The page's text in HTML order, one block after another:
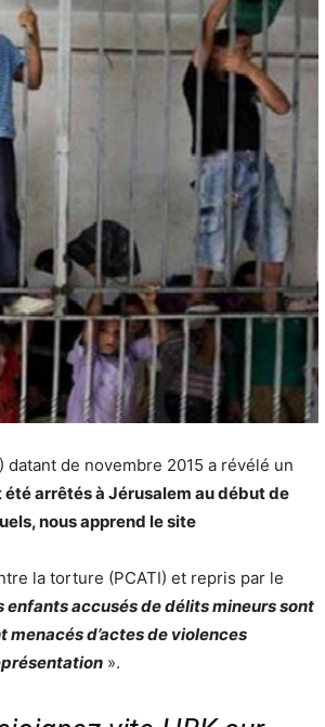
datant de novembre 2015 a révélé un
arrêtés à Jérusalem au début de
nous apprend le site
la torture (PCATI) et repris par le
enfants accusés de délits mineurs sont
menacés d’actes de violences
».